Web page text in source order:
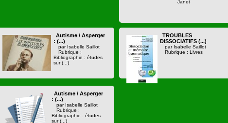
Janet
Autisme / Asperger
: (...)
par Isabelle Saillot
Rubrique :
Bibliographie : études
sur (...)
TROUBLES
DISSOCIATIFS (...)
par Isabelle Saillot
Rubrique : Livres
Autisme / Asperger
: (...)
par Isabelle Saillot
Rubrique :
Bibliographie : études
sur (...)